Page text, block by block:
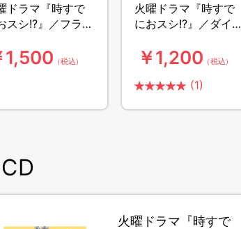
ドラマ『時すで
スシ!?』／フラッ
1,500 （税込）
火曜ドラマ『時すで
におスシ!?』／ダイカ
ト
￥1,200 （税込）
(1)
CD
火曜ドラマ『時すで